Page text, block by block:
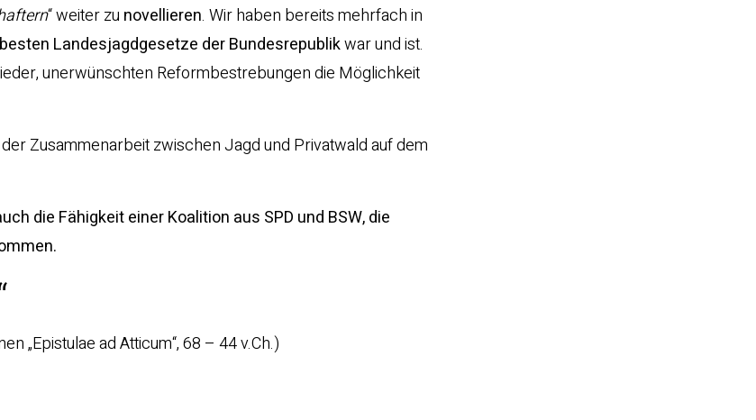
“ weiter zu novellieren. Wir haben bereits mehrfach in
Landesjagdgesetze der Bundesrepublikwar und ist.
unerwünschten Reformbestrebungen die Möglichkeit
Zusammenarbeit zwischen Jagd und Privatwald auf dem
die Fähigkeit einer Koalition aus SPD und BSW, die
„Epistulae ad Atticum“, 68 – 44 v.Ch.)